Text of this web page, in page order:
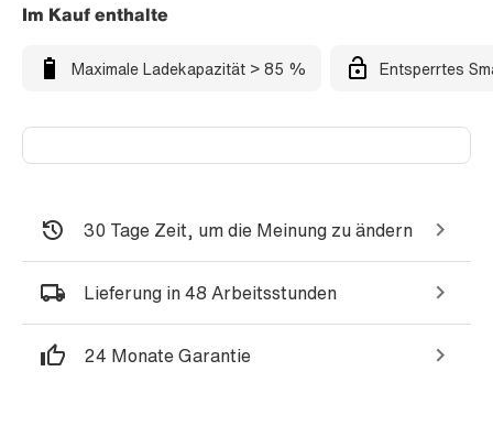
Im Kauf enthalte
Maximale Ladekapazität > 85 % Entsperrtes
30 Tage Zeit, um die Meinung zu ändern
Lieferung in 48 Arbeitsstunden
24 Monate Garantie